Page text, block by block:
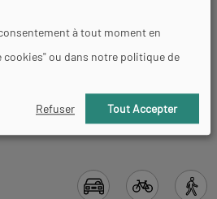
à tout moment en
cookies" ou dans notre politique de
Refuser Tout Accepter